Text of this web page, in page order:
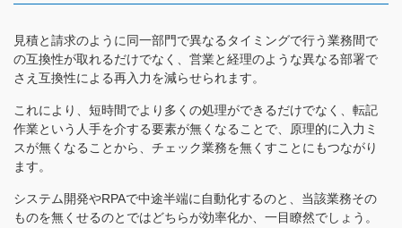
見積と請求のように同一部門で異なるタイミングで行う業務間で
の互換性が取れるだけでなく、営業と経理のような異なる部署で
さえ互換性による再入力を減らせられます。
これにより、短時間でより多くの処理ができるだけでなく、転記
作業という人手を介する要素が無くなることで、原理的に入力ミ
スが無くなることから、チェック業務を無くすことにもつながり
ます。
システム開発やRPAで中途半端に自動化するのと、当該業務その
ものを無くせるのとではどちらが効率化か、一目瞭然でしょう。